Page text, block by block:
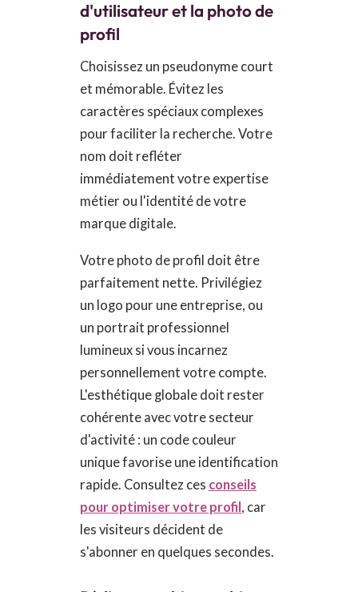
d'utilisateur et la photo de
profil
Choisissez un pseudonyme court
et mémorable. Évitez les
caractères spéciaux complexes
pour faciliter la recherche. Votre
nom doit refléter
immédiatement votre expertise
métier ou l'identité de votre
marque digitale.
Votre photo de profil doit être
parfaitement nette. Privilégiez
un logo pour une entreprise, ou
un portrait professionnel
lumineux si vous incarnez
personnellement votre compte.
L'esthétique globale doit rester
cohérente avec votre secteur
d'activité : un code couleur
unique favorise une identification
rapide. Consultez ces conseils
pour optimiser votre profil , car
les visiteurs décident de
s'abonner en quelques secondes.